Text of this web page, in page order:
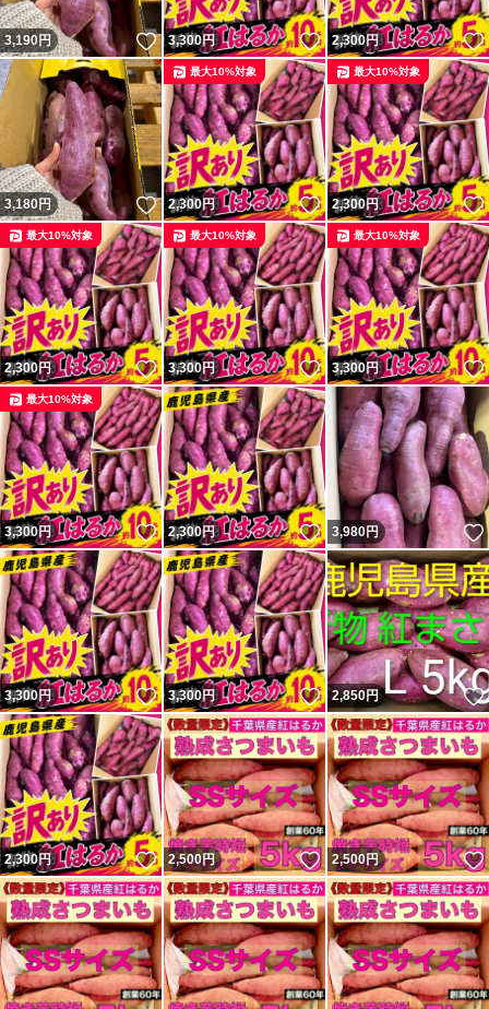
3,190円 いいね！
3,300円 いいね！
2,300円
3,180円 いいね！
2,300円 いいね！
最大10%対象
2,300円
最大10%対象
2,300円 いいね！
最大10%対象
3,300円 いいね！
最大10%対象
3,300円
最大10%対象
3,300円 いいね！
最大10%対象
2,300円 いいね！
3,980円
3,300円 いいね！
3,300円 いいね！
2,850円
2,300円 いいね！
2,500円 いいね！
2,500円